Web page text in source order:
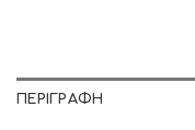
ΠΕΡΙΓΡΑΦΉ